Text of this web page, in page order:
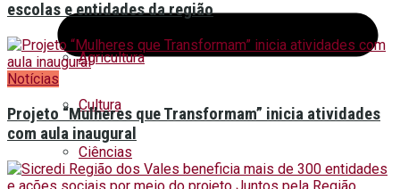
Agricultura
Cultura
Ciências
escolas e entidades da região
Notícias
Projeto “Mulheres que Transformam” inicia atividades
com aula inaugural